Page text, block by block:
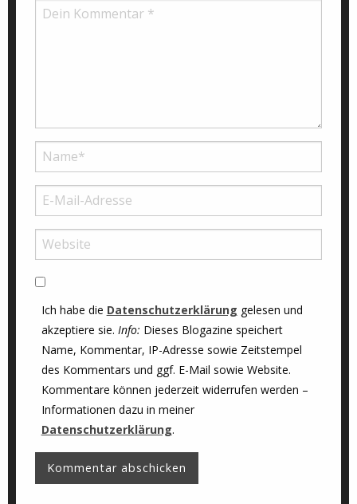
Ich habe die Datenschutzerklärung gelesen und
akzeptiere sie. Info: Dieses Blogazine speichert
Name, Kommentar, IP-Adresse sowie Zeitstempel
des Kommentars und ggf. E-Mail sowie Website.
Kommentare können jederzeit widerrufen werden –
Informationen dazu in meiner
Datenschutzerklärung.